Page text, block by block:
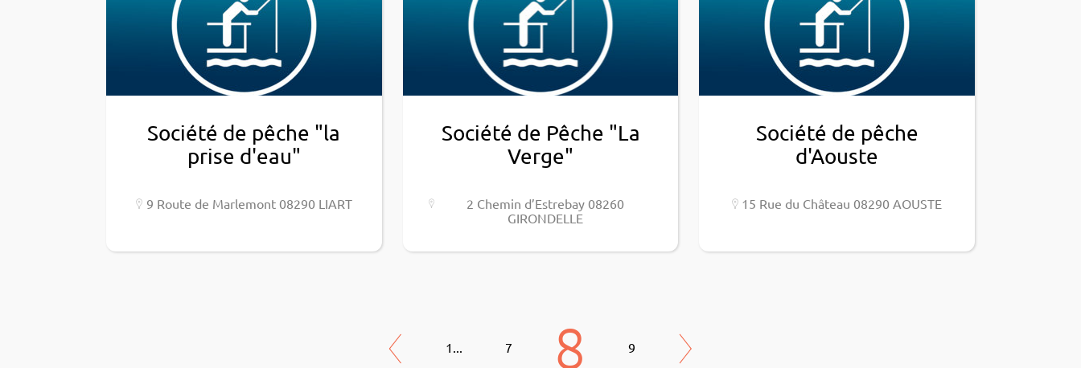
Société de pêche "la
prise d'eau"
9 Route de Marle­mont 08290 LIART
Société de Pêche "La
Verge"
2 Chemin d’Es­tre­bay 08260
GIRONDELLE
Société de pêche
d'Aouste
15 Rue du Château 08290 AOUSTE
1 ... 7 8 9